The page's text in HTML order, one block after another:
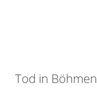
Tod in Böhmen